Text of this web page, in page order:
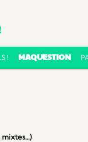
au
! MAQUESTION